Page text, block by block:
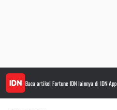
Baca artikel Fortune IDNlainnya di IDN App